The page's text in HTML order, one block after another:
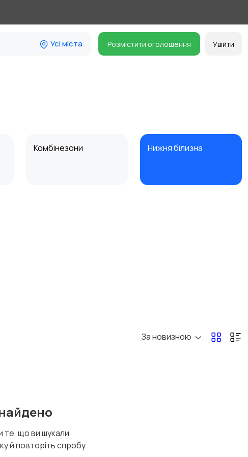
Усі міста Розмістити оголошення Увійти
Комбінезони Нижня білизна
За новизною
те, що ви шукали
й повторіть спробу